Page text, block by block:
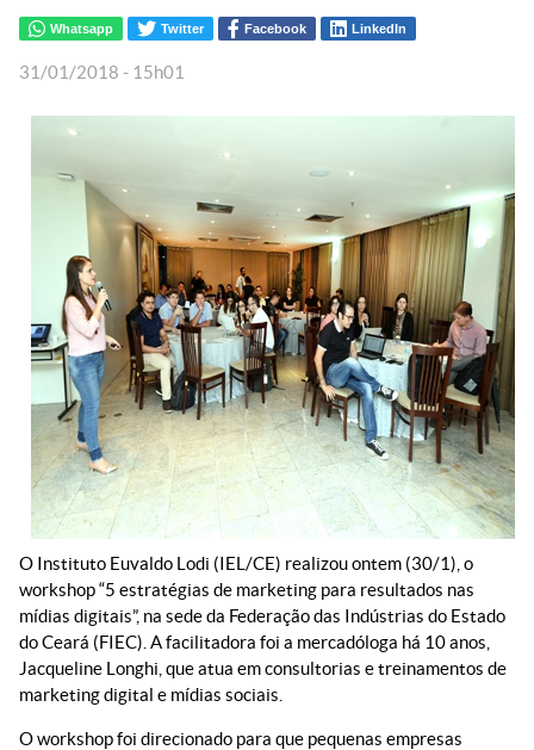
Whatsapp Twitter Facebook LinkedIn
31/01/2018 - 15h01
O Instituto Euvaldo Lodi (IEL/CE) realizou ontem (30/1), o
workshop “5 estratégias de marketing para resultados nas
mídias digitais”, na sede da Federação das Indústrias do Estado
do Ceará (FIEC). A facilitadora foi a mercadóloga há 10 anos,
Jacqueline Longhi, que atua em consultorias e treinamentos de
marketing digital e mídias sociais.
O workshop foi direcionado para que pequenas empresas